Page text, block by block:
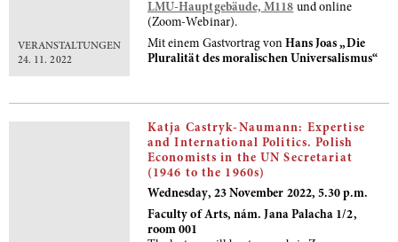
VERANSTALTUNGEN
24. 11. 2022
LMU-Hauptgebäude, M118 und online
(Zoom-Webinar).
Mit einem Gastvortrag von Hans Joas „Die
Pluralität des moralischen Universalismus“
Katja Castryk-Naumann: Expertise
and International Politics. Polish
Economists in the UN Secretariat
(1946 to the 1960s)
Wednesday, 23 November 2022, 5.30 p.m.
Faculty of Arts, nám. Jana Palacha 1/2,
room 001